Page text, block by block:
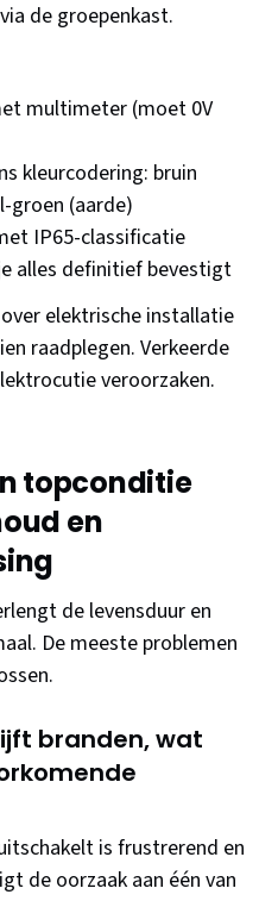
de groepenkast.
multimeter (moet 0V
kleurcodering: bruin
groen (aarde)
IP65-classificatie
alles definitief bevestigt
elektrische installatie
raadplegen. Verkeerde
veroorzaken.
topconditie
en
de levensduur en
De meeste problemen
branden, wat
is frustrerend en
de oorzaak aan één van